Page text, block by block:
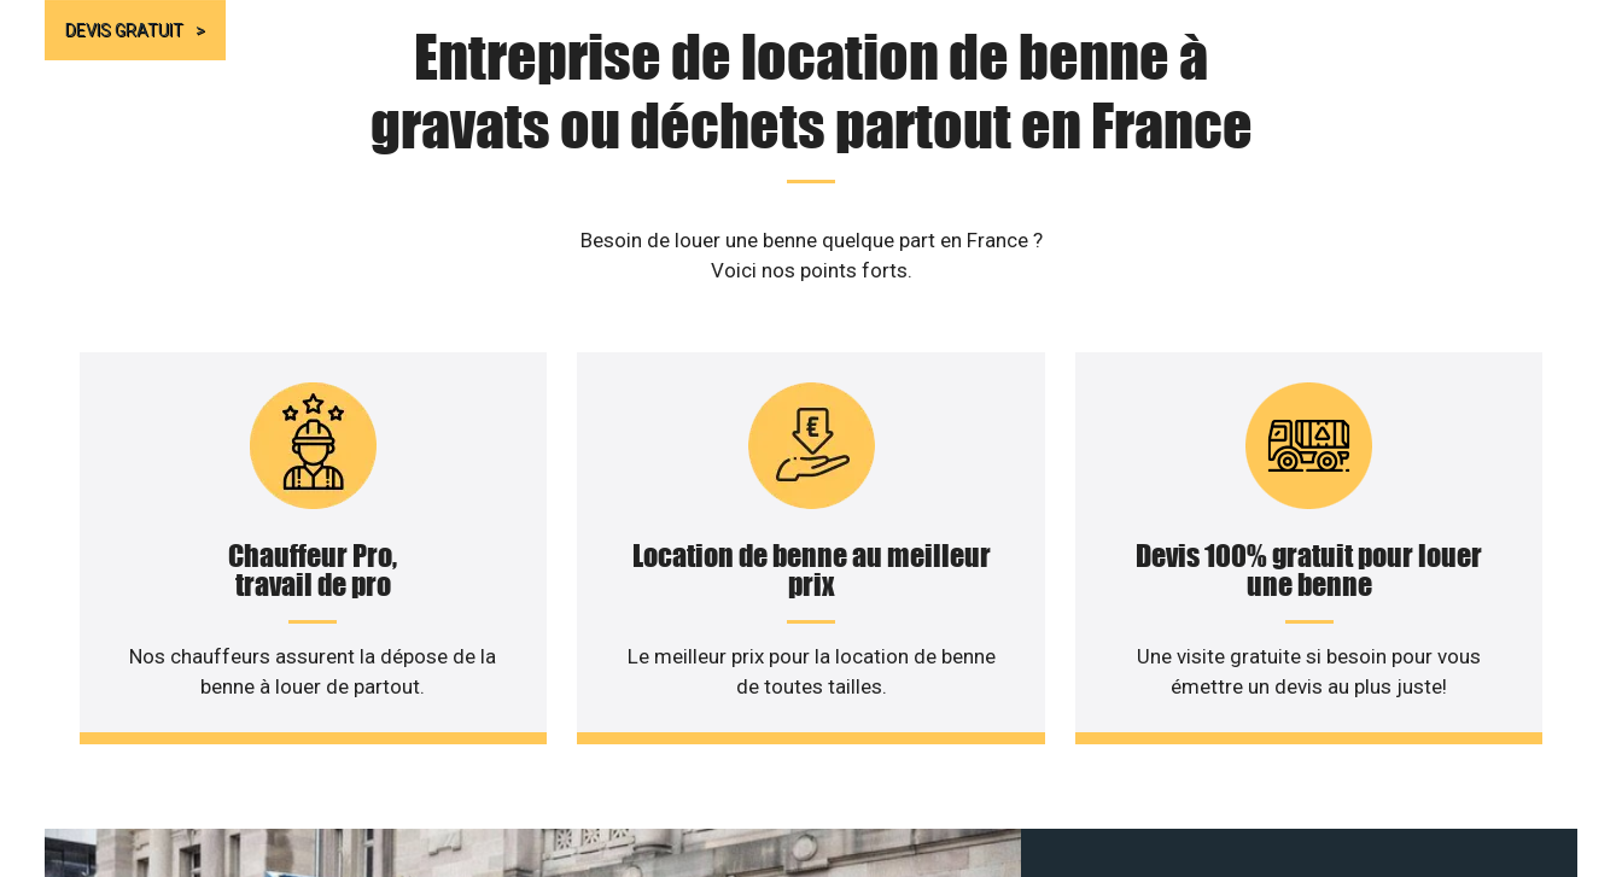
DEVIS GRATUIT
Entreprise de location de benne à
gravats ou déchets partout en France
Besoin de louer une benne quelque part en France ?
Voici nos points forts.
Chauffeur Pro,
travail de pro
Nos chauffeurs assurent la dépose de la
benne à louer de partout.
Location de benne au meilleur
prix
Le meilleur prix pour la location de benne
de toutes tailles.
Devis 100% gratuit pour louer
une benne
Une visite gratuite si besoin pour vous
émettre un devis au plus juste!